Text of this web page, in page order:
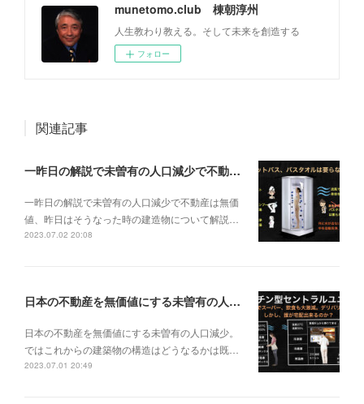
munetomo.club 棟朝淳州
人生教わり教える。そして未来を創造する
フォロー
関連記事
一昨日の解説で未曽有の人口減少で不動産は無価値、昨日はそうなった時の建造物について解説、今日からはその設備について解説をして行く。
一昨日の解説で未曽有の人口減少で不動産は無価
値、昨日はそうなった時の建造物について解説…
2023.07.02 20:08
日本の不動産を無価値にする未曽有の人口減少。ではこれからの建築物の構造はどうなるかは既に解説した。今はその内部の内容。その1
日本の不動産を無価値にする未曽有の人口減少。
ではこれからの建築物の構造はどうなるかは既…
2023.07.01 20:49